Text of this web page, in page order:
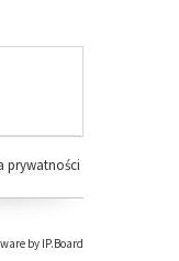
prywatności
by IP.Board